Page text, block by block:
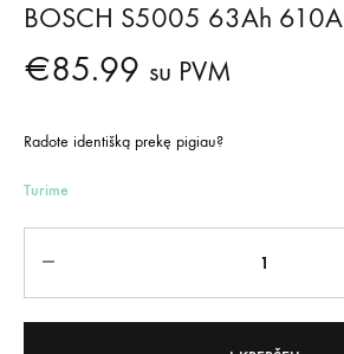
BOSCH S5005 63Ah 610A
€85.99 su PVM
Radote identišką prekę pigiau?
Turime